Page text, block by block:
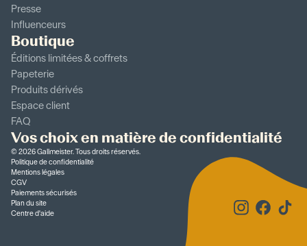
Presse
Influenceurs
Boutique
Éditions limitées & coffrets
Papeterie
Produits dérivés
Espace client
FAQ
Vos choix en matière de confidentialité
© 2026Gallmeister. Tous droits réservés.
Politique de confidentialité
Mentions légales
CGV
Paiements sécurisés
Plan du site
Centre d'aide